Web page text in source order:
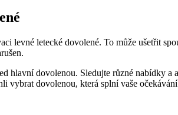
levné letecké dovolené. To může ‍ušetřit
hlavní dovolenou. Sledujte různé nabídky a
vybrat dovolenou, která splní vaše